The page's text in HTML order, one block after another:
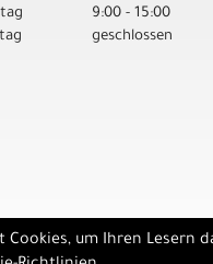
9:00 - 15:00
geschlossen
um Ihren Lesern